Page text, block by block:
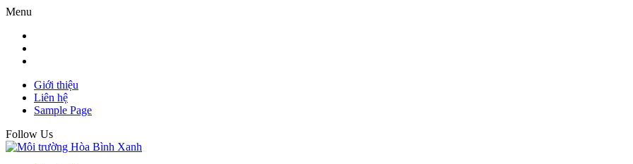
Menu
Giới thiệu
Liên hệ
Sample Page
Follow Us